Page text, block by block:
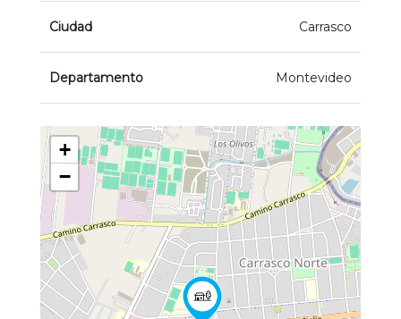
Ciudad Carrasco
Departamento Montevideo
+
−